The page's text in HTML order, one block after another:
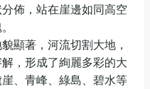
佈，站在崖邊如同高空
顯著，河流切割大地，
，形成了絢麗多彩的大
、青峰、綠島、碧水等